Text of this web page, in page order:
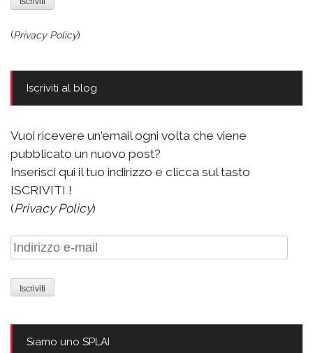
(Privacy Policy)
Iscriviti al blog
Vuoi ricevere un'email ogni volta che viene
pubblicato un nuovo post?
Inserisci qui il tuo indirizzo e clicca sul tasto
ISCRIVITI !
(Privacy Policy)
Indirizzo
e-
mail
Siamo uno SPLAI